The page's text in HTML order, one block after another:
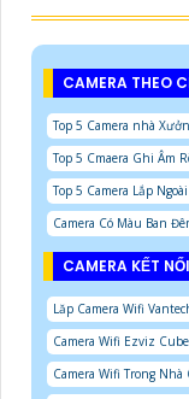
CAMERA THEO
Top 5 Camera nhà
Top 5 Cmaera Ghi Âm
Top 5 Camera Lắp
Camera Có Màu Ban
CAMERA KẾT
Lăp Camera Wifi
Camera Wifi Ezviz
Camera Wifi Trong